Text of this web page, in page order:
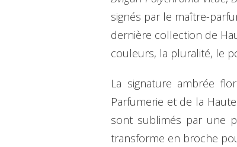
signés par le maître-
dernière collection de
couleurs, la pluralité, le
La signature ambrée
Parfumerie et de la
sont sublimés par une
transforme en broche